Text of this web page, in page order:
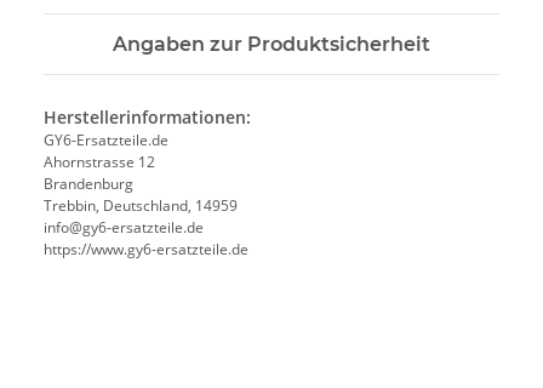
Angaben zur Produktsicherheit
Herstellerinformationen:
GY6-Ersatzteile.de
Ahornstrasse 12
Brandenburg
Trebbin, Deutschland, 14959
info@gy6-ersatzteile.de
https://www.gy6-ersatzteile.de